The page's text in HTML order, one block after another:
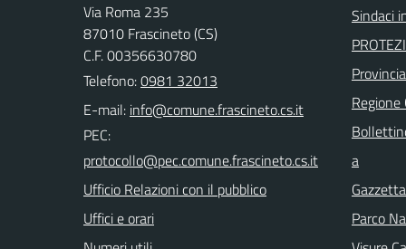
Via Roma 235
87010 Frascineto (CS)
C.F. 00356630780
Telefono:0981 32013
E-mail:
PEC:
Ufficio Relazioni con il pubblico
Uffici e orari
Sindaci
Regione
a
Parco